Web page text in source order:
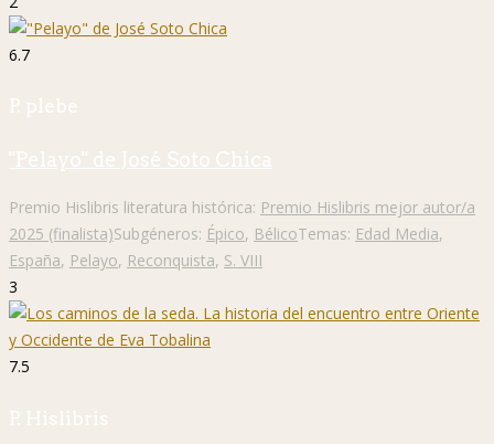
6.7
P. plebe
"Pelayo" de José Soto Chica
Premio Hislibris literatura histórica: Premio Hislibris mejor autor/a
2025 (finalista)Subgéneros: Épico, BélicoTemas: Edad Media,
España, Pelayo, Reconquista, S. VIII
3
7.5
P. Hislibris